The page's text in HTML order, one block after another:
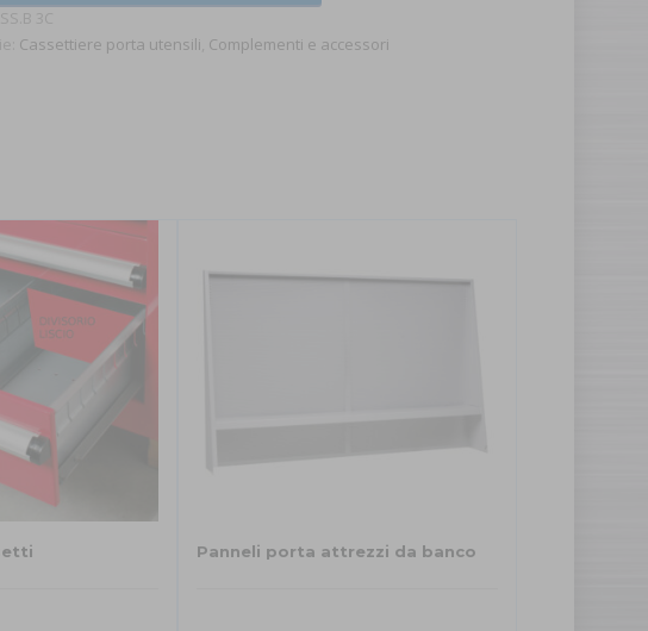
3C
Cassettiere porta utensili Complementi e accessori
Panneli porta attrezzi da banco